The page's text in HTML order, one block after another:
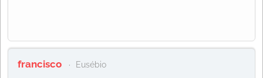
francisco Eusébio